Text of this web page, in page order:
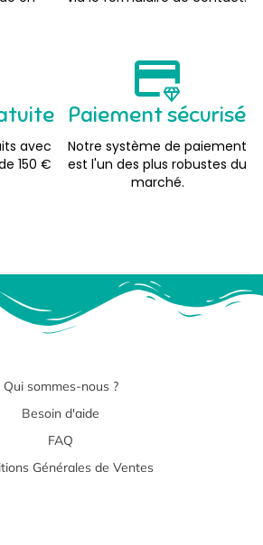
avec
150 €
Paiement sécurisé
Notre système de paiement
est l'un des plus robustes du
marché.
Qui sommes-nous ?
Besoin d'aide
FAQ
Générales de Ventes